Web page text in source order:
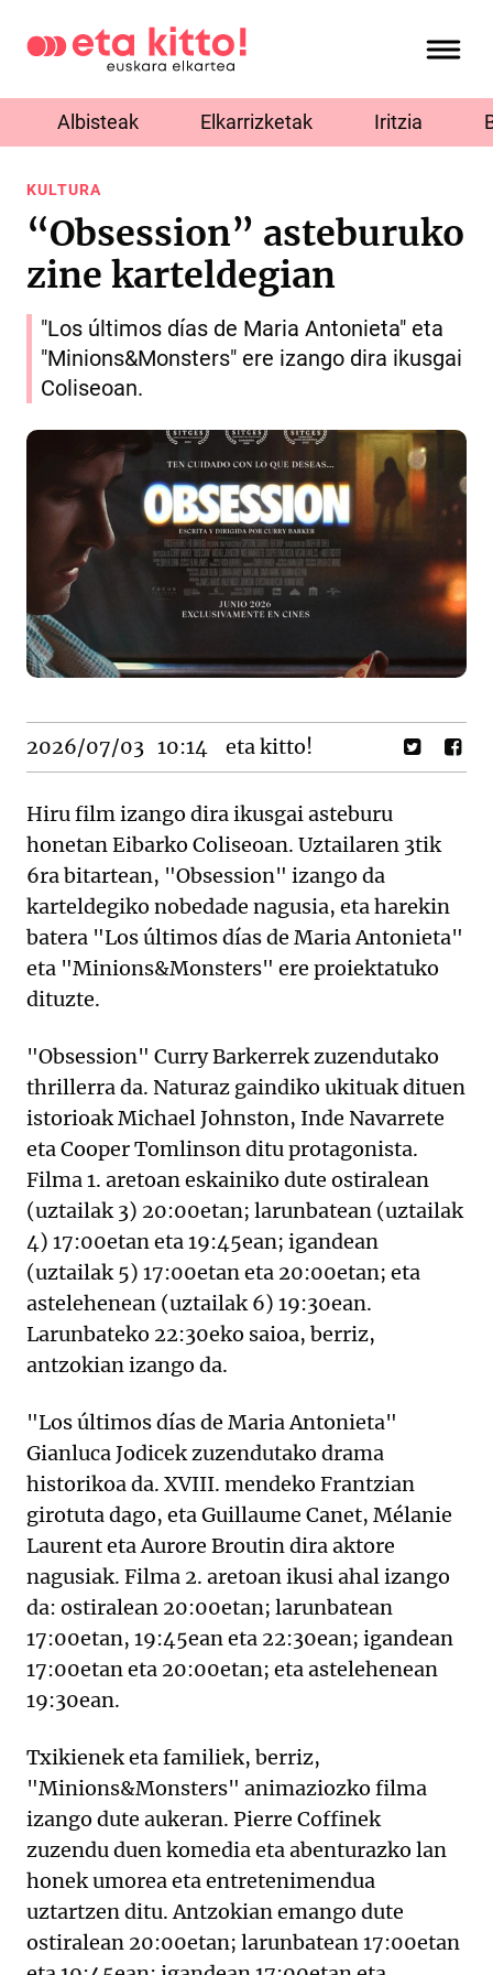
Albisteak Elkarrizketak Iritzia
KULTURA
“Obsession” asteburuko
zine karteldegian
"Los últimos días de Maria Antonieta" eta
"Minions&Monsters" ere izango dira ikusgai
Coliseoan.
2026/07/03 10:14 eta kitto!
Hiru film izango dira ikusgai asteburu
honetan Eibarko Coliseoan. Uztailaren 3tik
6ra bitartean, "Obsession" izango da
karteldegiko nobedade nagusia, eta harekin
batera "Los últimos días de Maria Antonieta"
eta "Minions&Monsters" ere proiektatuko
dituzte.
"Obsession" Curry Barkerrek zuzendutako
thrillerra da. Naturaz gaindiko ukituak dituen
istorioak Michael Johnston, Inde Navarrete
eta Cooper Tomlinson ditu protagonista.
Filma 1. aretoan eskainiko dute ostiralean
(uztailak 3) 20:00etan; larunbatean (uztailak
4) 17:00etan eta 19:45ean; igandean
(uztailak 5) 17:00etan eta 20:00etan; eta
astelehenean (uztailak 6) 19:30ean.
Larunbateko 22:30eko saioa, berriz,
antzokian izango da.
"Los últimos días de Maria Antonieta"
Gianluca Jodicek zuzendutako drama
historikoa da. XVIII. mendeko Frantzian
girotuta dago, eta Guillaume Canet, Mélanie
Laurent eta Aurore Broutin dira aktore
nagusiak. Filma 2. aretoan ikusi ahal izango
da: ostiralean 20:00etan; larunbatean
17:00etan, 19:45ean eta 22:30ean; igandean
17:00etan eta 20:00etan; eta astelehenean
19:30ean.
Txikienek eta familiek, berriz,
"Minions&Monsters" animaziozko filma
izango dute aukeran. Pierre Coffinek
zuzendu duen komedia eta abenturazko lan
honek umorea eta entretenimendua
uztartzen ditu. Antzokian emango dute
ostiralean 20:00etan; larunbatean 17:00etan